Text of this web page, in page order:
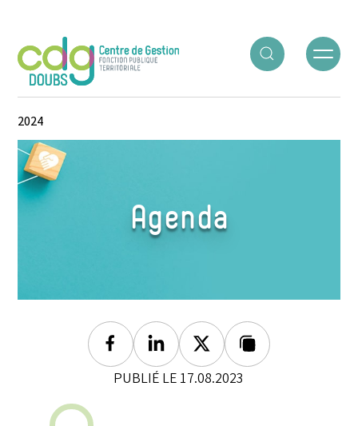
ACCUEIL○AGENDA○CONCOURS TECHNICIEN – SESSION
2024
Agenda
FacebookLinkedinTwitterLien copié
PUBLIÉ LE 17.08.2023